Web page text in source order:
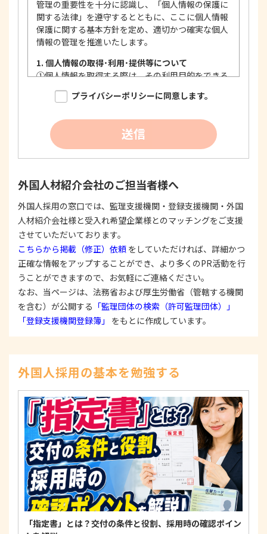
管理の重要性を十分に認識し、「個人情報の保護に
関する法律」を遵守するとともに、ここに個人情報
保護に関する基本方針を定め、適切かつ確実な個人
情報の管理を推進いたします。
1. 個人情報の取得･利用･提供等について
①個人情報を取得する際は、その利用目的をできる
限り明確に特定し、その目的達成に必要な限度に
おいて適法かつ公正な手段を用い、同意を得て取
個人情報を利用する際は、本人に明示、通知、ま
たは公表した利用目的の範囲内に限定し、それに
反する目的外利用を行なわないための措置を講じ
する際は、本人が同意を与えた利用目的の範囲内
で、適法にこれを行います。
2. 安全対策の実施について
個人情報の正確性およびその利用の安全性を確保す
るため、情報セキュリティ対策を始めとする安全措
置を構築し、個人情報への不正アクセス、個人情報
の漏洩、滅失または毀損等の的確な防止とセキュリ
ティの是正に努めます。
3. 苦情および相談等に対する適正な対応について
本人からの苦情および相談があった場合には、適切
示、訂正、削除、または利用もしくは提供の停止等
を求められたときは、適法かつ遅滞なく応じます。
4. 法令・指針・規範の遵守について
適正な個人情報保護の実現のため、個人情報の取扱
いに関する法令、国が定める指針およびその他の規
範を遵守します。
個人情報に関するお問い合わせ窓口
〒125-0061東京都葛飾区亀有3-21-11 藍ビル202
TEL：0120-550-580
株式会社 アルフォース･ワン 個人情報保護担当
プライバシーポリシーに同意します。
送信
外国人材紹介会社のご担当者様へ
外国人採用の窓口では、監理支援機関・登録支援機関・外国
人材紹介会社様と受入れ希望企業様とのマッチングをご支援
させていただいております。
こちらから掲載（修正）依頼 をしていただければ、詳細かつ
正確な情報をアップすることができ、より多くのPR活動を行
うことができますので、お気軽にご連絡ください。
なお、当ページは、法務省および厚生労働省（管轄する機関
を含む）が公開する 「監理団体の検索（許可監理団体）」
「登録支援機関登録簿」
をもとに作成しています。
外国人採用の基本を勉強する
「指定書」とは？交付の条件と役割、採用時の確認ポイン